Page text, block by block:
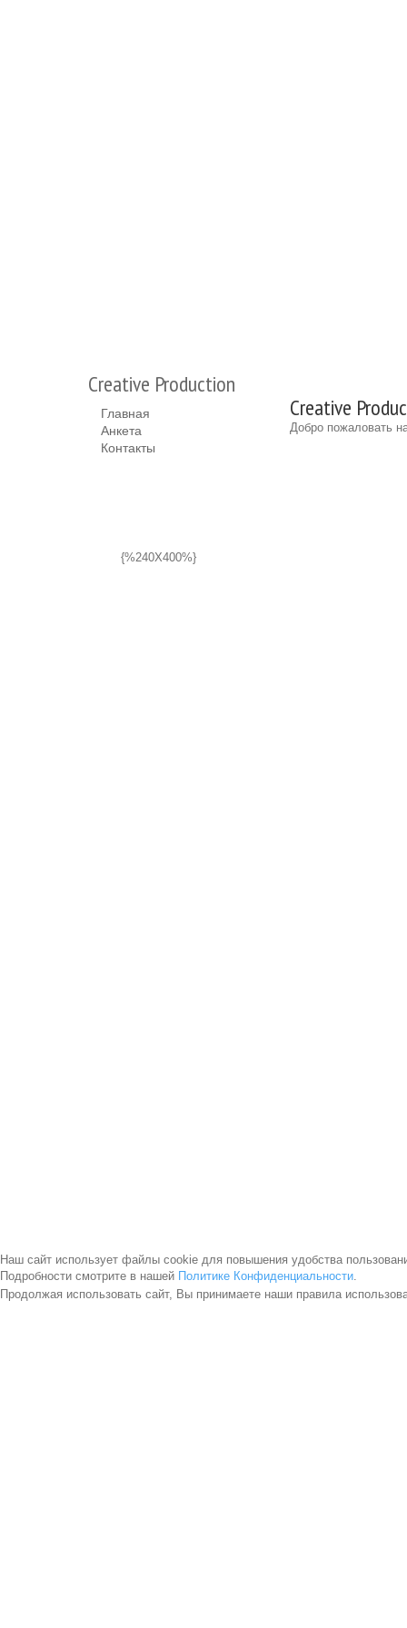
Creative Production
Главная
Анкета
Контакты
{%240X400%}
Creative
Добро пожаловать
Наш сайт использует файлы cookie для повышения удобства
Подробности смотрите в нашей Политике Конфиденциальности.
Продолжая использовать сайт, Вы принимаете наши правила